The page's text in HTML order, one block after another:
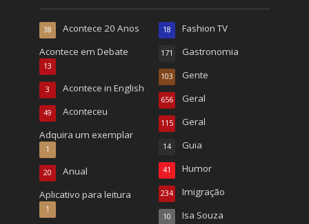
Acontece 20 Anos
38
Acontece em Debate
13
Acontece in English
3
Aconteceu
49
Adquira um exemplar
1
Anual
20
Aplicativo para leitura
1
Fashion TV
18
Gastronomia
171
Gente
103
Geral
656
Geral
115
Guia
14
Humor
41
Imigração
234
Isa Souza
10